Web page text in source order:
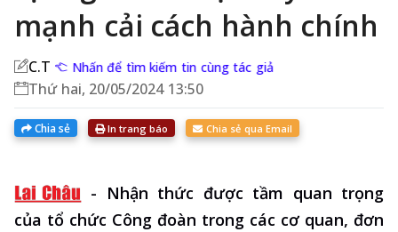
mạnh cải cách hành chính
C.T Nhấn để tìm kiếm tin cùng tác giả
Thứ hai, 20/05/2024 13:50
Chia sẻ In trang báo Chia sẻ qua Email
- Nhận thức được tầm quan trọng
của tổ chức Công đoàn trong các cơ quan, đơn